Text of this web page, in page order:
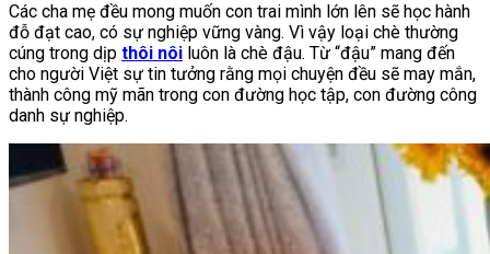
Các cha mẹ đều mong muốn con trai mình lớn lên sẽ học hành
đỗ đạt cao, có sự nghiệp vững vàng. Vì vậy loại chè thường
cúng trong dịp thôi nôi luôn là chè đậu. Từ “đậu” mang đến
cho người Việt sự tin tưởng rằng mọi chuyện đều sẽ may mắn,
thành công mỹ mãn trong con đường học tập, con đường công
danh sự nghiệp.